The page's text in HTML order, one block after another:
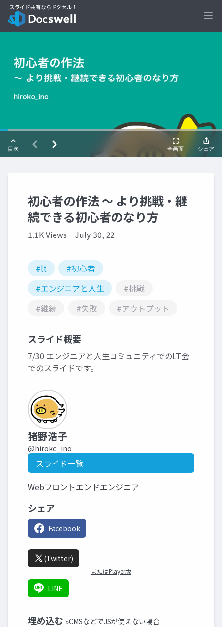
初心者の作法 〜 より挑戦・継
続できる初心者のなり方
1.1K Views July 30, 22
#lt
#初心者
#エンジニアと人生
#挑戦
#継続
#失敗 #アウトプット
スライド概要
7/30 エンジニアと人生コミュニティでのLT会
でのスライドです。
猪野浩子
@hiroko_ino
スライド一覧
Webフロントエンドエンジニア
シェア
Facebook
(Twitter)
またはPlayer版
LINE
埋め込む »CMSなどでJSが使えない場合